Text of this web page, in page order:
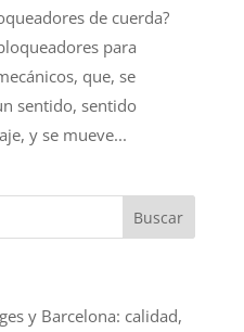
de cuerda?
para
que, se
sentido, sentido
y se mueve...
y Barcelona: calidad,